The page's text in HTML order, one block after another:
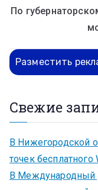
По
Разместить
Свежие
В Нижегородской
точек бесплатного
В Международный